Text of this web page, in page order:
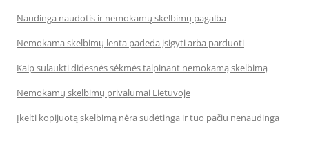
Naudinga naudotis ir nemokamų skelbimų pagalba
Nemokama skelbimų lenta padeda įsigyti arba parduoti
Kaip sulaukti didesnės sėkmės talpinant nemokamą skelbimą
Nemokamų skelbimų privalumai Lietuvoje
Įkelti kopijuotą skelbimą nėra sudėtinga ir tuo pačiu nenaudinga